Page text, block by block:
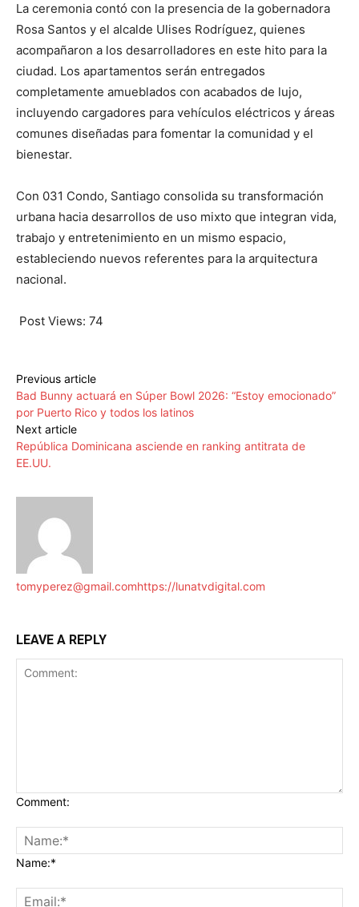
La ceremonia contó con la presencia de la gobernadora
Rosa Santos y el alcalde Ulises Rodríguez, quienes
acompañaron a los desarrolladores en este hito para la
ciudad. Los apartamentos serán entregados
completamente amueblados con acabados de lujo,
incluyendo cargadores para vehículos eléctricos y áreas
comunes diseñadas para fomentar la comunidad y el
bienestar.
Con 031 Condo, Santiago consolida su transformación
urbana hacia desarrollos de uso mixto que integran vida,
trabajo y entretenimiento en un mismo espacio,
estableciendo nuevos referentes para la arquitectura
nacional.
Post Views: 74
Previous article
Bad Bunny actuará en Súper Bowl 2026: “Estoy emocionado”
por Puerto Rico y todos los latinos
Next article
República Dominicana asciende en ranking antitrata de
EE.UU.
tomyperez@gmail.comhttps://lunatvdigital.com
LEAVE A REPLY
Comment:
Name:*